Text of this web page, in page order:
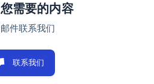
需要的内容
件联系我们
联系我们